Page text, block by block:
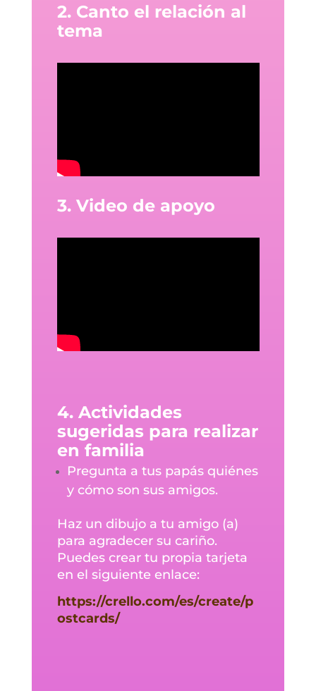
2. Canto el relación al
tema
3. Video de apoyo
4. Actividades
sugeridas para realizar
en familia
Pregunta a tus papás quiénes
y cómo son sus amigos.
Haz un dibujo a tu amigo (a)
para agradecer su cariño.
Puedes crear tu propia tarjeta
en el siguiente enlace:
https://crello.com/es/create/p
ostcards/